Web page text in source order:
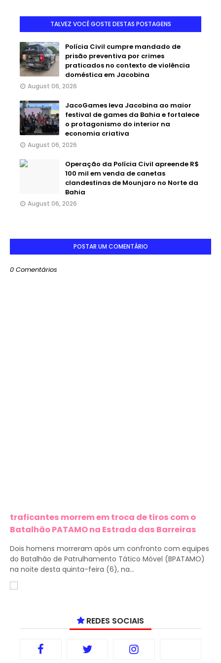
TALVEZ VOCÊ GOSTE DESTAS POSTAGENS
Polícia Civil cumpre mandado de
prisão preventiva por crimes
praticados no contexto de violência
doméstica em Jacobina
August 06, 2026
JacoGames leva Jacobina ao maior
festival de games da Bahia e fortalece
o protagonismo do interior na
economia criativa
August 06, 2026
Operação da Polícia Civil apreende R$
100 mil em venda de canetas
clandestinas de Mounjaro no Norte da
Bahia
August 06, 2026
POSTAR UM COMENTÁRIO
0 Comentários
traficantes morrem em troca de tiros com o
Batalhão PATAMO na Estrada das Barreiras
Dois homens morreram após um confronto com equipes
do Batalhão de Patrulhamento Tático Móvel (BPATAMO)
na noite desta quinta-feira (6), na...
REDES SOCIAIS